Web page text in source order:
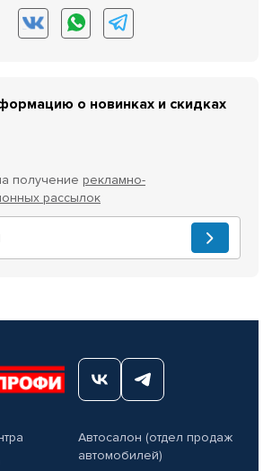
о новинках и скидках
получение рекламно-
рассылок
Автосалон (отдел продаж
автомобилей)